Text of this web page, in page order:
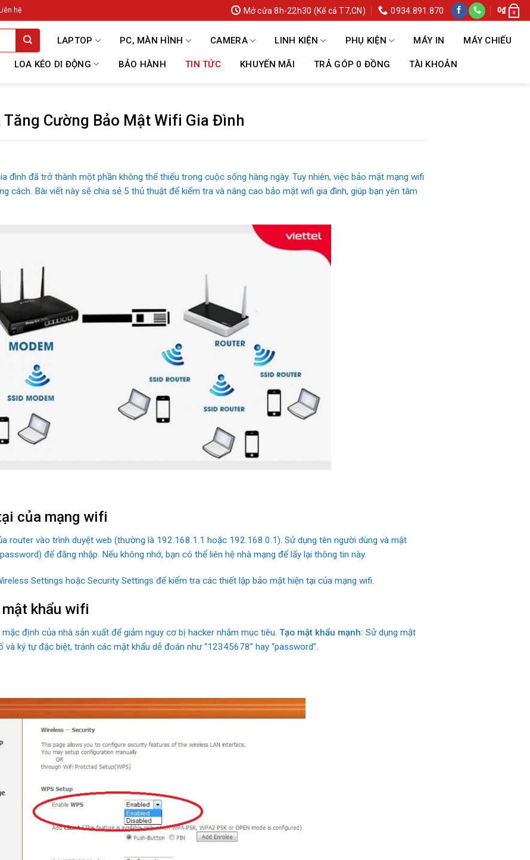
Liên hệ Mở cửa 8h-22h30 (Kể cả T7,CN) 0934.891.870 0₫ 0
LAPTOP PC, MÀN HÌNH CAMERA LINH KIỆN PHỤ KIỆN MÁY IN MÁY CHIẾU
LOA KÉO DI ĐỘNG BẢO HÀNH TIN TỨC KHUYẾN MÃI TRẢ GÓP 0 ĐỒNG TÀI KHOẢN
Tăng Cường Bảo Mật Wifi Gia Đình
đình đã trở thành một phần không thể thiếu trong cuộc sống hàng ngày. Tuy nhiên, việc bảo mật mạng wifi
cách. Bài viết này sẽ chia sẻ 5 thủ thuật để kiểm tra và nâng cao bảo mật wifi gia đình, giúp bạn yên tâm
của mạng wifi
router vào trình duyệt web (thường là 192.168.1.1 hoặc 192.168.0.1). Sử dụng tên người dùng và mật
để đăng nhập. Nếu không nhớ, bạn có thể liên hệ nhà mạng để lấy lại thông tin này.
Settings hoặc Security Settings để kiểm tra các thiết lập bảo mật hiện tại của mạng wifi.
khẩu wifi
mặc định của nhà sản xuất để giảm nguy cơ bị hacker nhắm mục tiêu. Tạo mật khẩu mạnh: Sử dụng mật
ký tự đặc biệt, tránh các mật khẩu dễ đoán như “12345678” hay “password”.